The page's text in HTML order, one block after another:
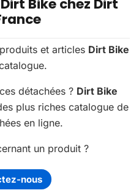
et articles Dirt Bike
détachées ? Dirt Bike
plus riches catalogue de
en ligne.
un produit ?
nous